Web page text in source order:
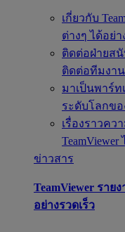
เกี่ยวกับ
ต่างๆ ได้อย่
ติดต่อฝ่ายส
ติดต่อทีมงาน
มาเป็นพาร์ท
ระดับโลกขอ
เรื่องราวคว
TeamViewer
ข่าวสาร
TeamViewer รา
อย่างรวดเร็ว